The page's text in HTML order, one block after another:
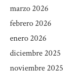
marzo 2026
febrero 2026
enero 2026
diciembre 2025
noviembre 2025